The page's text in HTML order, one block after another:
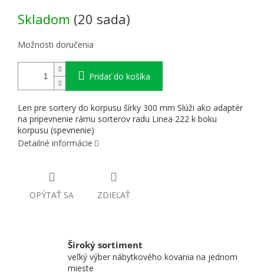
Skladom (20 sada)
Možnosti doručenia
Pridať do košíka
Len pre sortery do korpusu šírky 300 mm Slúži ako adaptér
na pripevnenie rámu sorterov radu Linea 222 k boku
korpusu (spevnenie)
Detailné informácie
OPÝTAŤ SA ZDIEĽAŤ
Široký sortiment
veľký výber nábytkového kovania na jednom
mieste